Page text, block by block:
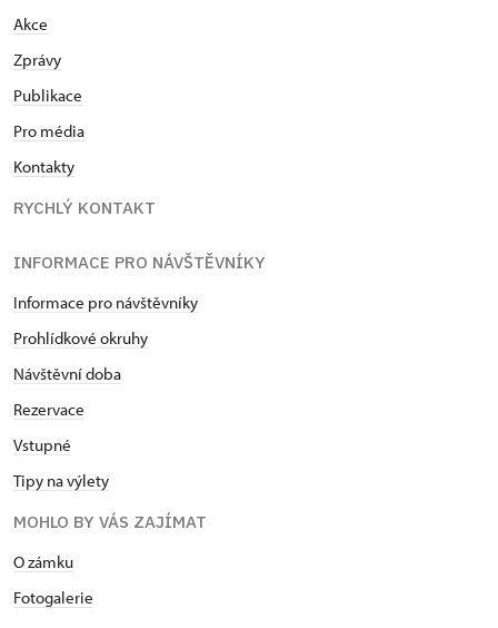
Akce
Zprávy
Publikace
Pro média
Kontakty
RYCHLÝ KONTAKT
INFORMACE PRO NÁVŠTĚVNÍKY
Informace pro návštěvníky
Prohlídkové okruhy
Návštěvní doba
Rezervace
Vstupné
Tipy na výlety
MOHLO BY VÁS ZAJÍMAT
O zámku
Fotogalerie